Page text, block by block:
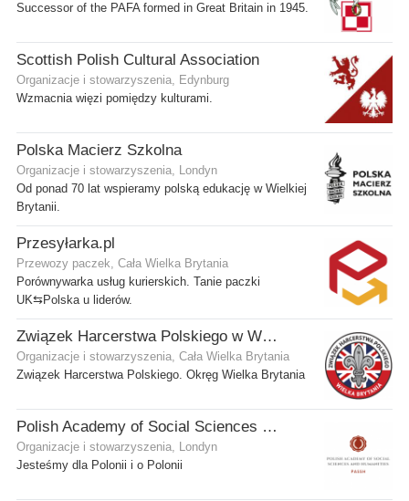
Successor of the PAFA formed in Great Britain in 1945.
Scottish Polish Cultural Association
Organizacje i stowarzyszenia, Edynburg
Wzmacnia więzi pomiędzy kulturami.
Polska Macierz Szkolna
Organizacje i stowarzyszenia, Londyn
Od ponad 70 lat wspieramy polską edukację w Wielkiej
Brytanii.
Przesyłarka.pl
Przewozy paczek, Cała Wielka Brytania
Porównywarka usług kurierskich. Tanie paczki
UK⇆Polska u liderów.
Związek Harcerstwa Polskiego w Wielkiej Brytanii
Organizacje i stowarzyszenia, Cała Wielka Brytania
Związek Harcerstwa Polskiego. Okręg Wielka Brytania
Polish Academy of Social Sciences and Humanities Ltd
Organizacje i stowarzyszenia, Londyn
Jesteśmy dla Polonii i o Polonii